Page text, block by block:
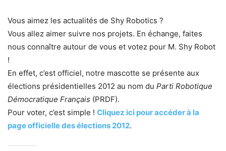
Vous aimez les actualités de Shy Robotics ?
Vous allez aimer suivre nos projets. En échange, faites
nous connaître autour de vous et votez pour M. Shy Robot
!
En effet, c’est officiel, notre mascotte se présente aux
élections présidentielles 2012 au nom du Parti Robotique
Démocratique Français (PRDF).
Pour voter, c’est simple ! Cliquez ici pour accéder à la
page officielle des élections 2012.